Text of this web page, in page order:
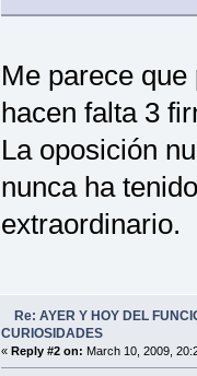
Me parece
hacen falta 3
La oposición
nunca ha
extraordinario.
Re: AYER Y HOY DEL
CURIOSIDADES
« Reply #2 on: March 10, 2009,